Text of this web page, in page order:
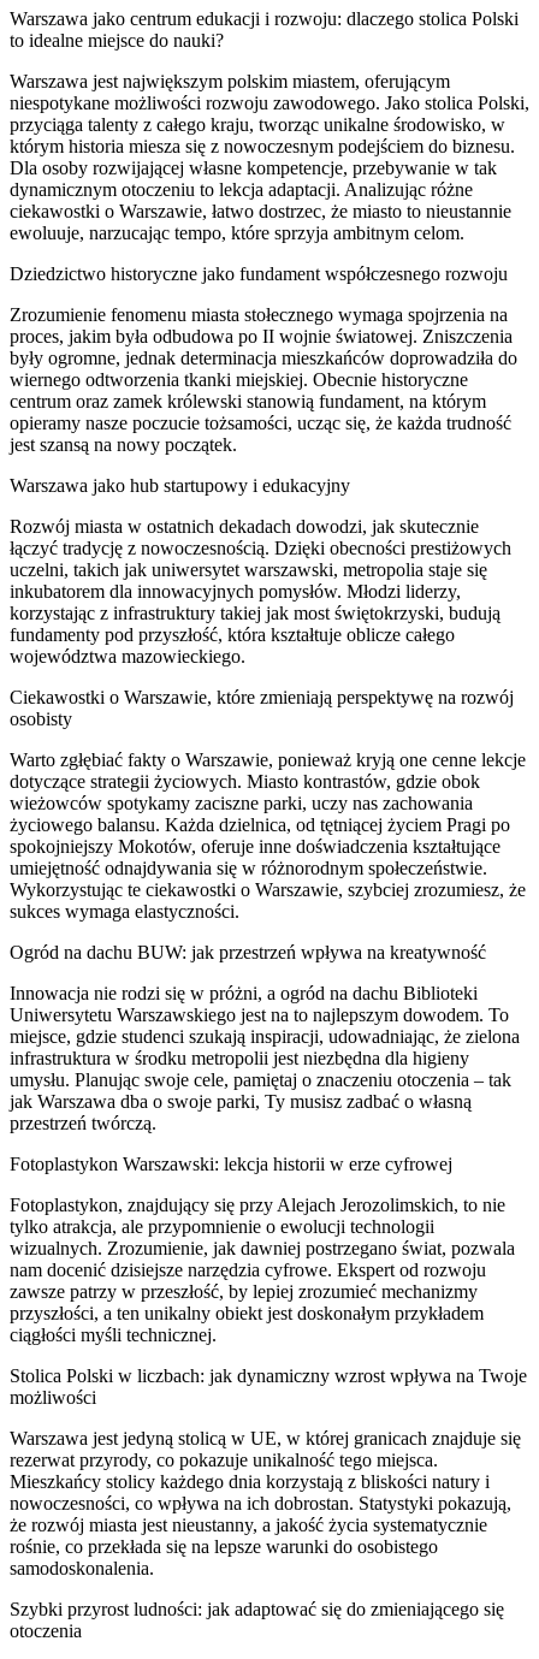
Warszawa jako centrum edukacji i rozwoju: dlaczego stolica Polski
to idealne miejsce do nauki?
Warszawa jest największym polskim miastem, oferującym
niespotykane możliwości rozwoju zawodowego. Jako stolica Polski,
przyciąga talenty z całego kraju, tworząc unikalne środowisko, w
którym historia miesza się z nowoczesnym podejściem do biznesu.
Dla osoby rozwijającej własne kompetencje, przebywanie w tak
dynamicznym otoczeniu to lekcja adaptacji. Analizując różne
ciekawostki o Warszawie, łatwo dostrzec, że miasto to nieustannie
ewoluuje, narzucając tempo, które sprzyja ambitnym celom.
Dziedzictwo historyczne jako fundament współczesnego rozwoju
Zrozumienie fenomenu miasta stołecznego wymaga spojrzenia na
proces, jakim była odbudowa po II wojnie światowej. Zniszczenia
były ogromne, jednak determinacja mieszkańców doprowadziła do
wiernego odtworzenia tkanki miejskiej. Obecnie historyczne
centrum oraz zamek królewski stanowią fundament, na którym
opieramy nasze poczucie tożsamości, ucząc się, że każda trudność
jest szansą na nowy początek.
Warszawa jako hub startupowy i edukacyjny
Rozwój miasta w ostatnich dekadach dowodzi, jak skutecznie
łączyć tradycję z nowoczesnością. Dzięki obecności prestiżowych
uczelni, takich jak uniwersytet warszawski, metropolia staje się
inkubatorem dla innowacyjnych pomysłów. Młodzi liderzy,
korzystając z infrastruktury takiej jak most świętokrzyski, budują
fundamenty pod przyszłość, która kształtuje oblicze całego
województwa mazowieckiego.
Ciekawostki o Warszawie, które zmieniają perspektywę na rozwój
osobisty
Warto zgłębiać fakty o Warszawie, ponieważ kryją one cenne lekcje
dotyczące strategii życiowych. Miasto kontrastów, gdzie obok
wieżowców spotykamy zaciszne parki, uczy nas zachowania
życiowego balansu. Każda dzielnica, od tętniącej życiem Pragi po
spokojniejszy Mokotów, oferuje inne doświadczenia kształtujące
umiejętność odnajdywania się w różnorodnym społeczeństwie.
Wykorzystując te ciekawostki o Warszawie, szybciej zrozumiesz, że
sukces wymaga elastyczności.
Ogród na dachu BUW: jak przestrzeń wpływa na kreatywność
Innowacja nie rodzi się w próżni, a ogród na dachu Biblioteki
Uniwersytetu Warszawskiego jest na to najlepszym dowodem. To
miejsce, gdzie studenci szukają inspiracji, udowadniając, że zielona
infrastruktura w środku metropolii jest niezbędna dla higieny
umysłu. Planując swoje cele, pamiętaj o znaczeniu otoczenia – tak
jak Warszawa dba o swoje parki, Ty musisz zadbać o własną
przestrzeń twórczą.
Fotoplastykon Warszawski: lekcja historii w erze cyfrowej
Fotoplastykon, znajdujący się przy Alejach Jerozolimskich, to nie
tylko atrakcja, ale przypomnienie o ewolucji technologii
wizualnych. Zrozumienie, jak dawniej postrzegano świat, pozwala
nam docenić dzisiejsze narzędzia cyfrowe. Ekspert od rozwoju
zawsze patrzy w przeszłość, by lepiej zrozumieć mechanizmy
przyszłości, a ten unikalny obiekt jest doskonałym przykładem
ciągłości myśli technicznej.
Stolica Polski w liczbach: jak dynamiczny wzrost wpływa na Twoje
możliwości
Warszawa jest jedyną stolicą w UE, w której granicach znajduje się
rezerwat przyrody, co pokazuje unikalność tego miejsca.
Mieszkańcy stolicy każdego dnia korzystają z bliskości natury i
nowoczesności, co wpływa na ich dobrostan. Statystyki pokazują,
że rozwój miasta jest nieustanny, a jakość życia systematycznie
rośnie, co przekłada się na lepsze warunki do osobistego
samodoskonalenia.
Szybki przyrost ludności: jak adaptować się do zmieniającego się
otoczenia